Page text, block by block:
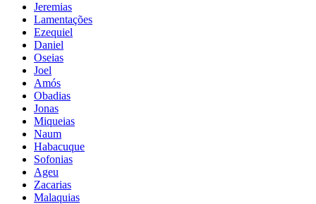
Jeremias
Lamentações
Ezequiel
Daniel
Oseias
Joel
Amós
Obadias
Jonas
Miqueias
Naum
Habacuque
Sofonias
Ageu
Zacarias
Malaquias